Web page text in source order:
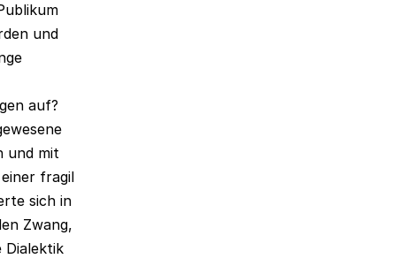
und
auf?
und mit
fragil
sich in
Zwang,
Dialektik